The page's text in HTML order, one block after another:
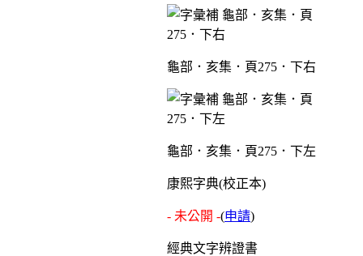
龜部．亥集．頁275．下右
龜部．亥集．頁275．下左
康熙字典(校正本)
- 未公開 -(申請)
經典文字辨證書